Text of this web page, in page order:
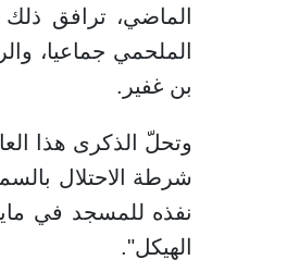
الماضي، ترافق ذلك
الملحمي جماعيا،
بن غفير.
وتحلّ الذكرى هذا
شرطة الاحتلال
نفذه للمسجد في
الهيكل".